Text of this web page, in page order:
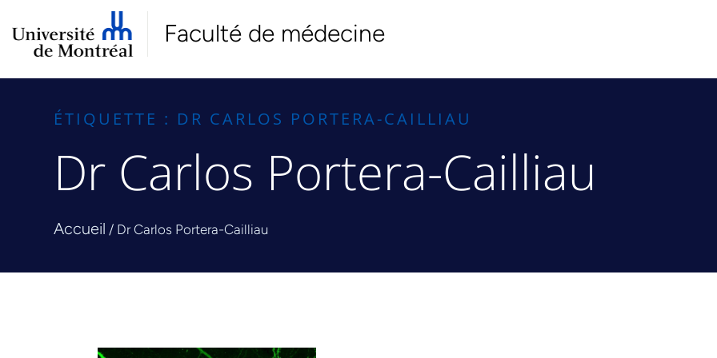
Faculté de médecine
ÉTIQUETTE : DR CARLOS PORTERA-CAILLIAU
Dr Carlos Portera-Cailliau
Accueil / Dr Carlos Portera-Cailliau